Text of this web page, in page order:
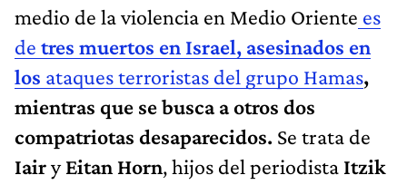
medio de la violencia en Medio Oriente es
de tres muertos en Israel, asesinados en
los ataques terroristas del grupo Hamas,
mientras que se busca a otros dos
compatriotas desaparecidos. Se trata de
IairyEitan Horn, hijos del periodista Itzik